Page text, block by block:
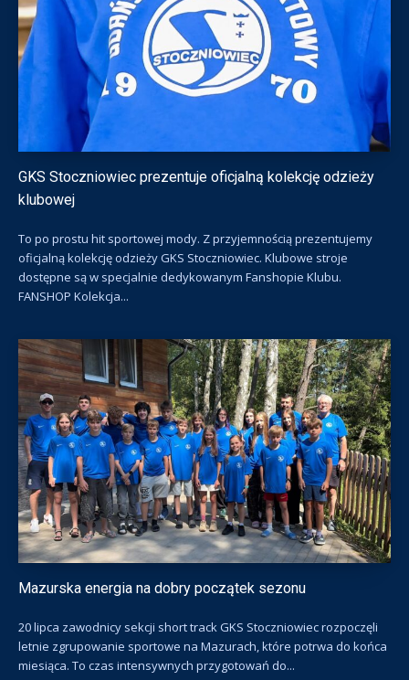
GKS Stoczniowiec prezentuje oficjalną kolekcję odzieży
klubowej
To po prostu hit sportowej mody. Z przyjemnością prezentujemy
oficjalną kolekcję odzieży GKS Stoczniowiec. Klubowe stroje
dostępne są w specjalnie dedykowanym Fanshopie Klubu.
FANSHOP Kolekcja...
Mazurska energia na dobry początek sezonu
20 lipca zawodnicy sekcji short track GKS Stoczniowiec rozpoczęli
letnie zgrupowanie sportowe na Mazurach, które potrwa do końca
miesiąca. To czas intensywnych przygotowań do...